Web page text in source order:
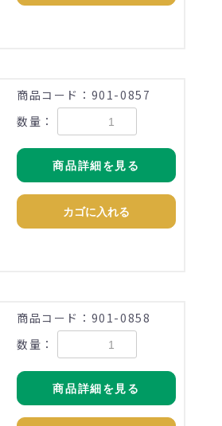
商品コード：901-0857
数量：
商品詳細を見る
カゴに入れる
商品コード：901-0858
数量：
商品詳細を見る